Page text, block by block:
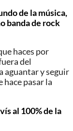
de la música,
banda de rock
haces por
del
aguantar y seguir
hace pasar la
al 100% de la